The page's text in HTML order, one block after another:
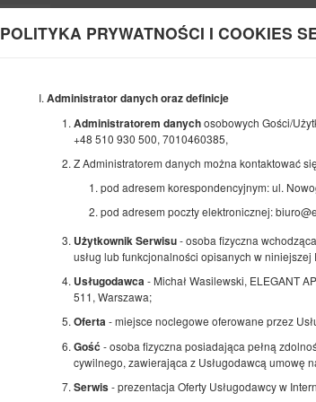
POLITYKA PRYWATNOŚCI I COOKIES
Administrator danych oraz definicje
Administratorem danychosobowych Gości/
+48 510 930 500, 7010460385,
Z Administratorem danych można kontaktować
pod adresem korespondencyjnym: ul.
pod adresem poczty elektronicznej:
Użytkownik Serwisu- osoba fizyczna
usług lub funkcjonalności opisanych w
Usługodawca - Michał Wasilewski, ELEGANT
511, Warszawa;
Oferta - miejsce noclegowe oferowane przez
Gość - osoba fizyczna posiadająca pełną
cywilnego, zawierająca z Usługodawcą umowę
Serwis - prezentacja Oferty Usługodawcy w
POCZĄTEK
SIERPNIA
KONIEC
08
SIERPNIA
Wybierz ofertę
3
1